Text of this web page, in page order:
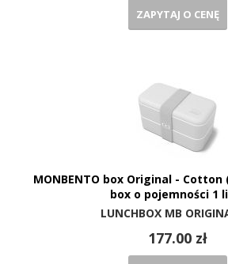
ZAPYTAJ O CENĘ
MONBENTO box Original -
box o pojemności 1
LUNCHBOX MB
177.00 zł